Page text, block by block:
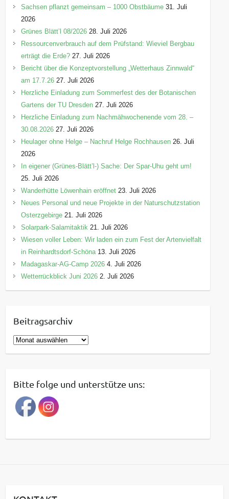
r
e
n
Sachsen pflanzt gemeinsam – 1000 Obstbäume 31. Juli
2026
Grünes Blätt’l 08/2026 28. Juli 2026
Ressourcenverbrauch auf dem Prüfstand: Wieviel Bergbau
erträgt die Erde? 27. Juli 2026
Bericht über die Konzeptvorstellung „Wetterhaus Zinnwald“
am 17.7.26 27. Juli 2026
Herzliche Einladung zum Sommerfest des der Botanischen
Gartens der TU Dresden 27. Juli 2026
Herzliche Einladung zum Nachmähwochenende vom 28. –
30.08.2026 27. Juli 2026
Heulager ohne Helge – Nachruf Helge Rochhausen 26. Juli
2026
In eigener (Grünes-Blätt’l-) Sache: Der Spar-Uhu geht um!
25. Juli 2026
Wanderhütte Löwenhain eröffnet 23. Juli 2026
Neues Personal und neue Projekte in der Naturschutzstation
Osterzgebirge 21. Juli 2026
Solarpark-Salamitaktik 21. Juli 2026
Wiesen voller Leben: Wir laden ein zum Fest der Artenvielfalt
in Reinhardtsdorf-Schöna 13. Juli 2026
Madagaskar-AG-Camp 2026 4. Juli 2026
Wetterrückblick Juni 2026 2. Juli 2026
Beitragsarchiv
B
e
r
a
g
a
Bitte folge und unterstütze uns: